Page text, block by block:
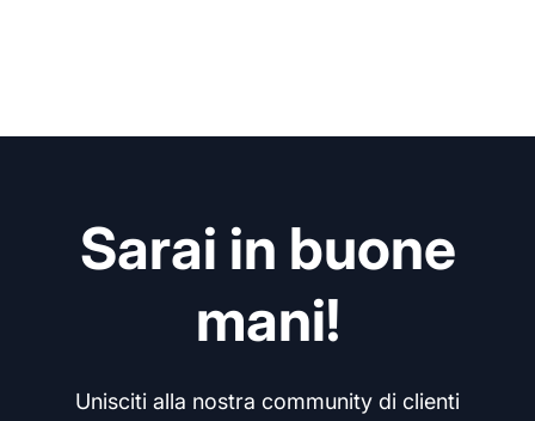
Sarai in buone
mani!
Unisciti alla nostra community di clienti